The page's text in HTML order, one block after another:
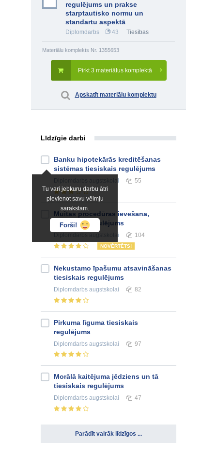
regulējums un prakse
starptautisko normu un
standartu aspektā
Diplomdarbs 43 Tiesības
Materiālu komplekts Nr. 1355653
Pirkt 3 materiālus komplektā
Apskatīt materiālu komplektu
Līdzīgie darbi
Tu vari jebkuru darbu ātri
pievienot savu vēlmju
sarakstam.
Forši!
Banku hipotekārās kreditēšanas
sistēmas tiesiskais regulējums
augstskolai 55
Muitas procedūras ievešana,
tiesiskais regulējums
augstskolai 104
NOVĒRTĒTS!
Nekustamo īpašumu atsavināšanas
tiesiskais regulējums
Diplomdarbs augstskolai 82
Pirkuma līguma tiesiskais
regulējums
Diplomdarbs augstskolai 97
Morālā kaitējuma jēdziens un tā
tiesiskais regulējums
Diplomdarbs augstskolai 47
Parādīt vairāk līdzīgos ...